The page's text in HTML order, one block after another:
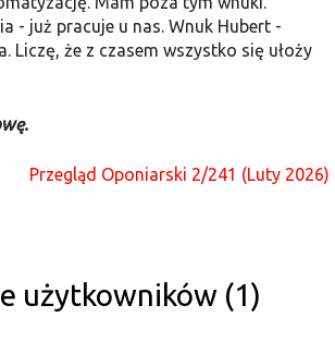
- już pracuje u nas. Wnuk Hubert -
Liczę, że z czasem wszystko się ułoży
Przegląd Oponiarski 2/241 (Luty 2026)
użytkowników (1)